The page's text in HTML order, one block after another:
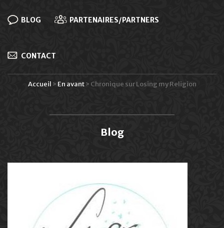
BLOG PARTENAIRES/PARTNERS
CONTACT
Accueil > En avant> Chronique sur Losing my Religion
Blog